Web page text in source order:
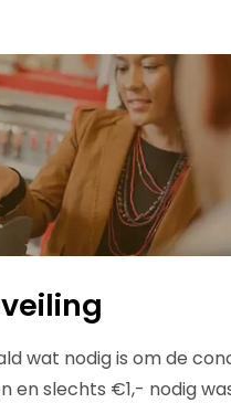
wat nodig is om de
en slechts €1,- nodig